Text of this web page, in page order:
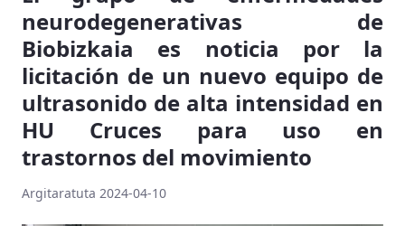
neurodegenerativas de
Biobizkaia es noticia por la
licitación de un nuevo equipo de
ultrasonido de alta intensidad en
HU Cruces para uso en
trastornos del movimiento
Argitaratuta 2024-04-10